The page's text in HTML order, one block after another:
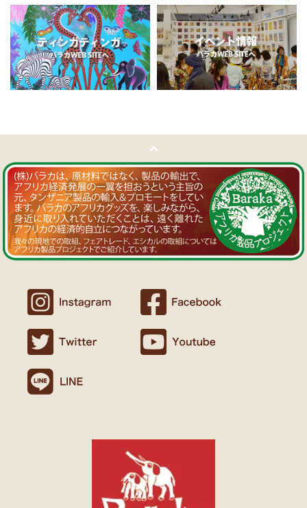
11/5：ティンガティンガ・アート～チャリンダの作品コーナー新
入荷！
私たちバラカは、チャリンダが遺してくださった作品を、これか
らも大切に紹介してまいります。
11/4：ティンガティンガ・アート～マサイの作品新入荷！
ューナッツ＜素焼き＞ 賞味期限切れ大特価！～期間限定 在庫限り
11/1：【MOTTAINAI】～もったいないセール～タンザニア産カシ
ューナッツ＜うす塩＞ 賞味期限切れ大特価！
～期間限定 在庫限り
11/1：アフリカ・ガラスビーズ ジュエリー 新入荷！トレーディン
グビーズ～現地職人の特別注文による一点もの～
コーナー新入荷！～人気作家の作品限定入荷～
10/27：ティンガティンガ・アート～Sサイズの作品 新入荷！作家
名ごとに2つのカテゴリーでご紹介します
→ 作家名 A―L
→ 作家名 M―Z
10/24：
サリーコーナー新入荷！～天然素材 環境配慮したエシカル製品～
荷！～アフリカの色×こさえたん～
カンガ～アフリカの生活布～ 人気柄が限定数再入荷！現
Ｔさまより ソープストーン絵皿へのご感想
アフリカン調の雑貨を並べて、玄関でキーを入れて見せるインテリア
として使っています。
重さがあり安定感があるので使いやすいと思います。
以前にもカンガを購入したのですが、気に入って毎日のように着てい
カンガスタイル、アフリカンファッションを広める活動中！
Ｍさまより カンガへのご感想
バラカのショップは、カンガも端処理してあってすぐ着れるし、カフ
タンも、このワンピースも、脇が大きく開いているので、素肌寝（家
でも外でも）にとてもイイと思う。
アフリカンピアス３７ カウボーンマーブルが届きました。
しっかりした作りでイメージ通りの品でした。
似たテイストのネックレスを持っていて、合わせるピアスを探してい
連絡や包装などもよかったです。
Ｏさまより キテンゲへのご感想
無事、商品受け取りました。ありがとうございますっ。
また、バラカさんのイベントにもお邪魔できたらと思います。
Ｓさまより あったか裏ボア！キテンゲ ネックウォーマー